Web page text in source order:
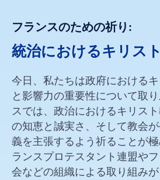
フランスのための祈り:
統治におけるキリス
今日、私たちは政府における
と影響力の重要性について取
スでは、政治におけるキリス
の知恵と誠実さ、そして教会
義を主張するよう祈ることが
ランスプロテスタント連盟や
会などの組織による取り組み